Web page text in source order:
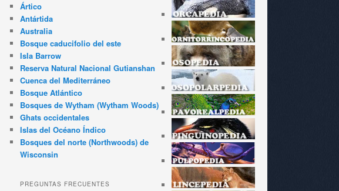
Ártico
Antártida
Australia
Bosque caducifolio del este
Isla Barrow
Reserva Natural Nacional Gutianshan
Cuenca del Mediterráneo
Bosque Atlántico
Bosques de Wytham (Wytham Woods)
Ghats occidentales
Islas del Océano Índico
Bosques del norte (Northwoods) de
Wisconsin
PREGUNTAS FRECUENTES